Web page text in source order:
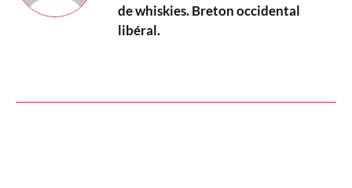
de whiskies. Breton occidental
libéral.